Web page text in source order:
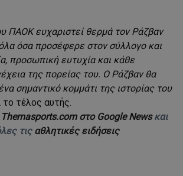
ΠΑΟΚ ευχαριστεί θερμά τον Ράζβαν
όσα προσέφερε στον σύλλογο και
προσωπική ευτυχία και κάθε
της πορείας του. Ο Ράζβαν θα
σημαντικό κομμάτι της ιστορίας του
το τέλος αυτής.
Themasports.com στο Google Newsκαι
τις αθλητικές ειδήσεις